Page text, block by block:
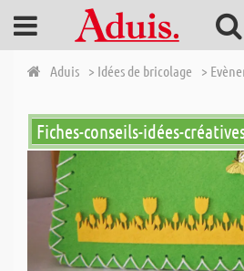
Aduis > Idées de bricolage >
Fiches-conseils-idées-